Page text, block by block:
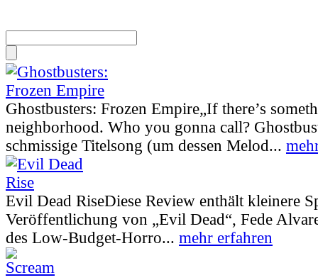
Ghostbusters: Frozen Empire„If there’s
neighborhood. Who you gonna call?
schmissige Titelsong (um dessen Melod...
Evil Dead RiseDiese Review enthält kleinere
Veröffentlichung von „Evil Dead“, Fede
des Low-Budget-Horro... mehr erfahren